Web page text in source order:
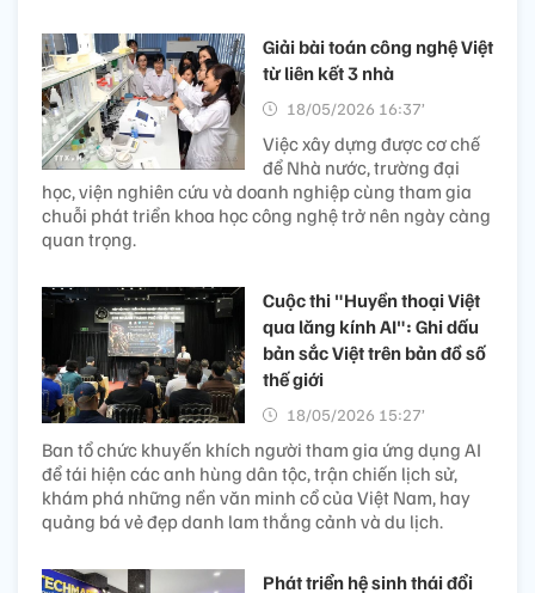
Giải bài toán công nghệ Việt
từ liên kết 3 nhà
18/05/2026 16:37’
Việc xây dựng được cơ chế
để Nhà nước, trường đại
học, viện nghiên cứu và doanh nghiệp cùng tham gia
chuỗi phát triển khoa học công nghệ trở nên ngày càng
quan trọng.
Cuộc thi "Huyền thoại Việt
qua lăng kính AI": Ghi dấu
bản sắc Việt trên bản đồ số
thế giới
18/05/2026 15:27’
Ban tổ chức khuyến khích người tham gia ứng dụng AI
để tái hiện các anh hùng dân tộc, trận chiến lịch sử,
khám phá những nền văn minh cổ của Việt Nam, hay
quảng bá vẻ đẹp danh lam thắng cảnh và du lịch.
Phát triển hệ sinh thái đổi